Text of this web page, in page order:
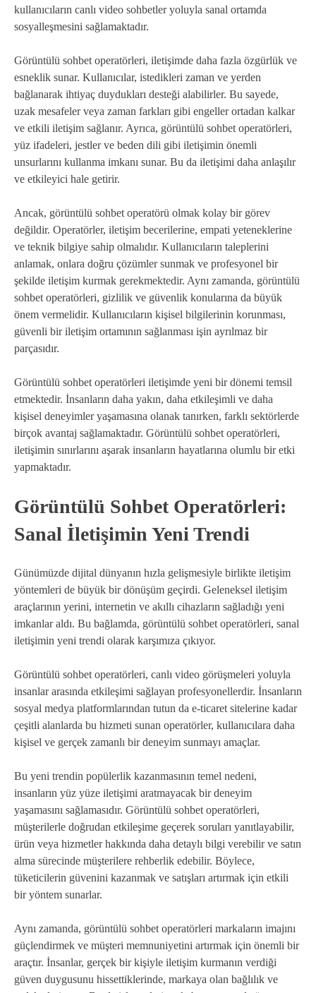
kullanıcıların canlı video sohbetler yoluyla sanal ortamda
sosyalleşmesini sağlamaktadır.
Görüntülü sohbet operatörleri, iletişimde daha fazla özgürlük ve
esneklik sunar. Kullanıcılar, istedikleri zaman ve yerden
bağlanarak ihtiyaç duydukları desteği alabilirler. Bu sayede,
uzak mesafeler veya zaman farkları gibi engeller ortadan kalkar
ve etkili iletişim sağlanır. Ayrıca, görüntülü sohbet operatörleri,
yüz ifadeleri, jestler ve beden dili gibi iletişimin önemli
unsurlarını kullanma imkanı sunar. Bu da iletişimi daha anlaşılır
ve etkileyici hale getirir.
Ancak, görüntülü sohbet operatörü olmak kolay bir görev
değildir. Operatörler, iletişim becerilerine, empati yeteneklerine
ve teknik bilgiye sahip olmalıdır. Kullanıcıların taleplerini
anlamak, onlara doğru çözümler sunmak ve profesyonel bir
şekilde iletişim kurmak gerekmektedir. Aynı zamanda, görüntülü
sohbet operatörleri, gizlilik ve güvenlik konularına da büyük
önem vermelidir. Kullanıcıların kişisel bilgilerinin korunması,
güvenli bir iletişim ortamının sağlanması işin ayrılmaz bir
parçasıdır.
Görüntülü sohbet operatörleri iletişimde yeni bir dönemi temsil
etmektedir. İnsanların daha yakın, daha etkileşimli ve daha
kişisel deneyimler yaşamasına olanak tanırken, farklı sektörlerde
birçok avantaj sağlamaktadır. Görüntülü sohbet operatörleri,
iletişimin sınırlarını aşarak insanların hayatlarına olumlu bir etki
yapmaktadır.
Görüntülü Sohbet Operatörleri:
Sanal İletişimin Yeni Trendi
Günümüzde dijital dünyanın hızla gelişmesiyle birlikte iletişim
yöntemleri de büyük bir dönüşüm geçirdi. Geleneksel iletişim
araçlarının yerini, internetin ve akıllı cihazların sağladığı yeni
imkanlar aldı. Bu bağlamda, görüntülü sohbet operatörleri, sanal
iletişimin yeni trendi olarak karşımıza çıkıyor.
Görüntülü sohbet operatörleri, canlı video görüşmeleri yoluyla
insanlar arasında etkileşimi sağlayan profesyonellerdir. İnsanların
sosyal medya platformlarından tutun da e-ticaret sitelerine kadar
çeşitli alanlarda bu hizmeti sunan operatörler, kullanıcılara daha
kişisel ve gerçek zamanlı bir deneyim sunmayı amaçlar.
Bu yeni trendin popülerlik kazanmasının temel nedeni,
insanların yüz yüze iletişimi aratmayacak bir deneyim
yaşamasını sağlamasıdır. Görüntülü sohbet operatörleri,
müşterilerle doğrudan etkileşime geçerek soruları yanıtlayabilir,
ürün veya hizmetler hakkında daha detaylı bilgi verebilir ve satın
alma sürecinde müşterilere rehberlik edebilir. Böylece,
tüketicilerin güvenini kazanmak ve satışları artırmak için etkili
bir yöntem sunarlar.
Aynı zamanda, görüntülü sohbet operatörleri markaların imajını
güçlendirmek ve müşteri memnuniyetini artırmak için önemli bir
araçtır. İnsanlar, gerçek bir kişiyle iletişim kurmanın verdiği
güven duygusunu hissettiklerinde, markaya olan bağlılık ve